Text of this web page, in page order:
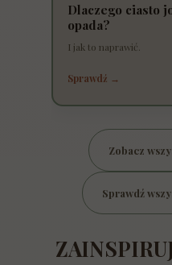
Dlaczego ciasto
opada?
I jak to naprawić.
Sprawdź →
Zobacz
Sprawdź